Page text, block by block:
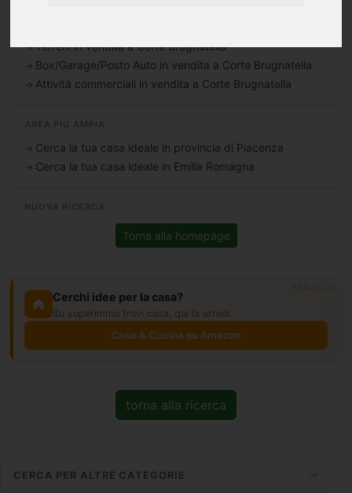
Terreni in vendita a Corte Brugnatella
Box/Garage/Posto Auto in vendita a Corte Brugnatella
Attività commerciali in vendita a Corte Brugnatella
Cerca la tua casa ideale in provincia di Piacenza
Cerca la tua casa ideale in Emilia Romagna
Torna alla homepage
Cerchi idee per la casa?
Su superimmo trovi casa, qui la arredi.
Casa & Cucina su Amazon
torna alla ricerca
CERCA PER ALTRE CATEGORIE